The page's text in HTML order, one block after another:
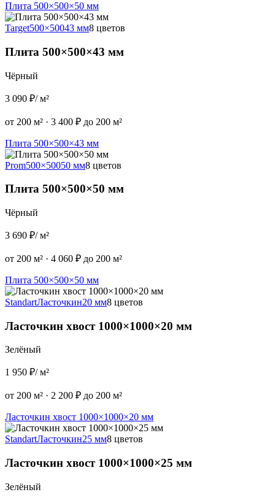
Плита 500×500×50 мм
Target500×50043 мм8 цветов
Плита 500×500×43 мм
Чёрный
3 090 ₽/ м²
от 200 м² · 3 400 ₽ до 200 м²
Плита 500×500×43 мм
Prom500×50050 мм8 цветов
Плита 500×500×50 мм
Чёрный
3 690 ₽/ м²
от 200 м² · 4 060 ₽ до 200 м²
Плита 500×500×50 мм
StandartЛасточкин20 мм8 цветов
Ласточкин хвост 1000×1000×20 мм
Зелёный
1 950 ₽/ м²
от 200 м² · 2 200 ₽ до 200 м²
Ласточкин хвост 1000×1000×20 мм
StandartЛасточкин25 мм8 цветов
Ласточкин хвост 1000×1000×25 мм
Зелёный